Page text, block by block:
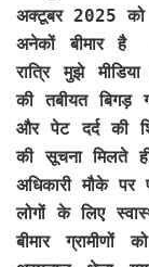
अक्टूबर 2025 को
अनेकों बीमार है
रात्रि मुझे
की तबीयत बिगड़
और पेट दर्द की
की सूचना मिलते
अधिकारी मौके
लोगों के लिए
बीमार